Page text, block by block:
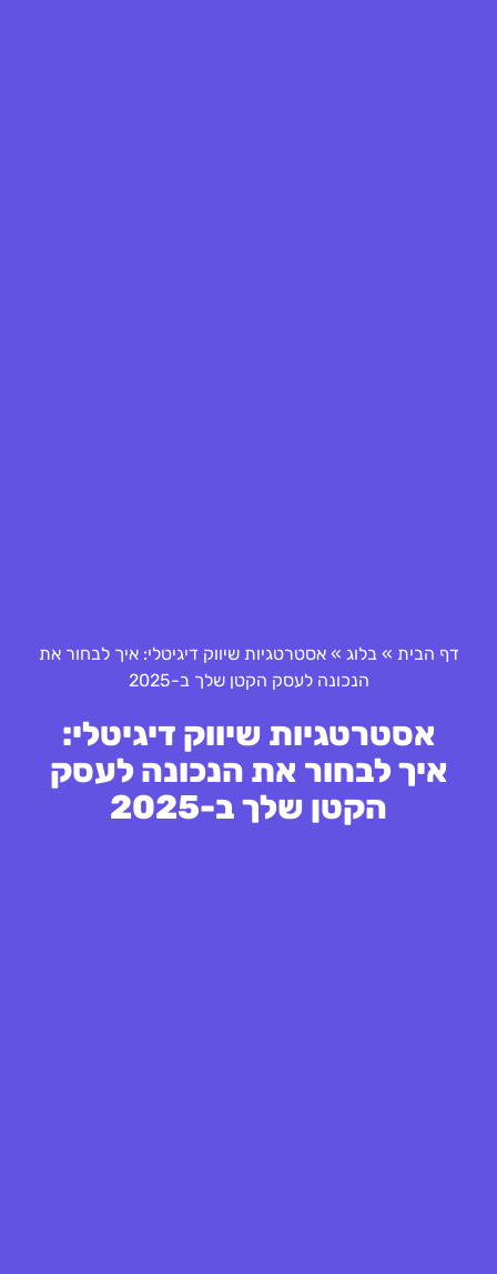
דף הבית »בלוג »אסטרטגיות שיווק דיגיטלי: איך לבחור את
הנכונה לעסק הקטן שלך ב-2025
אסטרטגיות שיווק דיגיטלי:
איך לבחור את הנכונה לעסק
הקטן שלך ב-2025